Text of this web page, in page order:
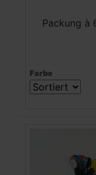
Packung à
Farbe